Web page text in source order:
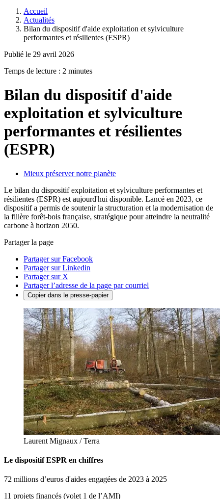
Accueil
Actualités
Bilan du dispositif d'aide exploitation et sylviculture
performantes et résilientes (ESPR)
Publié le 29 avril 2026
Temps de lecture : 2 minutes
Bilan du dispositif d'aide
exploitation et sylviculture
performantes et résilientes
(ESPR)
Mieux préserver notre planète
Le bilan du dispositif exploitation et sylviculture performantes et
résilientes (ESPR) est aujourd'hui disponible. Lancé en 2023, ce
dispositif a permis de soutenir la structuration et la modernisation de
la filière forêt-bois française, stratégique pour atteindre la neutralité
carbone à horizon 2050.
Partager la page
Partager sur Facebook
Partager sur Linkedin
Partager sur X
Partager l’adresse de la page par courriel
Copier dans le presse-papier
Laurent Mignaux / Terra
Le dispositif ESPR en chiffres
72 millions d’euros d'aides engagées de 2023 à 2025
11 projets financés (volet 1 de l’AMI)